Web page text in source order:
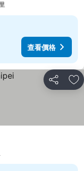
查看價格
分享 加